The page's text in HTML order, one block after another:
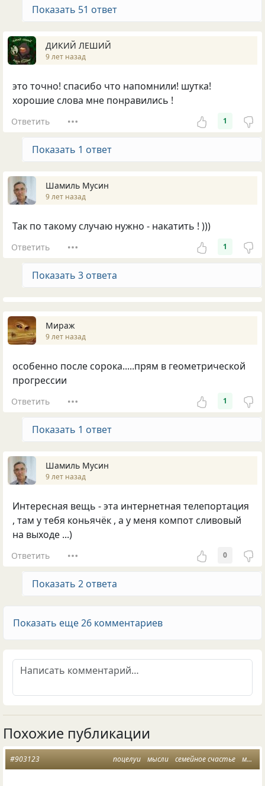
Показать 51 ответ
ДИКИЙ ЛЕШИЙ
9 лет назад
это точно! спасибо что напомнили! шутка!
хорошие слова мне понравились !
Ответить 1
Показать 1 ответ
Шамиль Мусин
9 лет назад
Так по такому случаю нужно - накатить ! )))
Ответить 1
Показать 3 ответа
Мираж
9 лет назад
особенно после сорока.....прям в геометрической
прогрессии
Ответить 1
Показать 1 ответ
Шамиль Мусин
9 лет назад
Интересная вещь - эта интернетная телепортация
, там у тебя коньячёк , а у меня компот сливовый
на выходе ...)
Ответить 0
Показать 2 ответа
Показать еще 26 комментариев
Похожие публикации
поцелуи мысли семейное счастье моинаблюдения
#903123